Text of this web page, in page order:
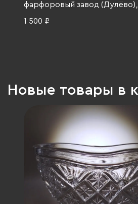
фарфоровый завод (Дулёво),
1 500 ₽
Новые товары в